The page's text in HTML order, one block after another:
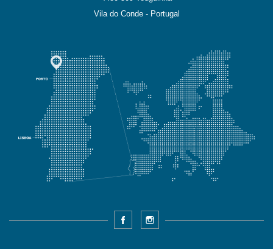
Vila do Conde - Portugal
Facebook